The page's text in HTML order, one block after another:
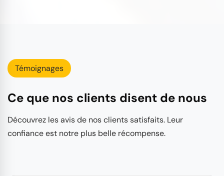
Témoignages
Ce que nos clients disent de nous
Découvrez les avis de nos clients satisfaits. Leur
confiance est notre plus belle récompense.